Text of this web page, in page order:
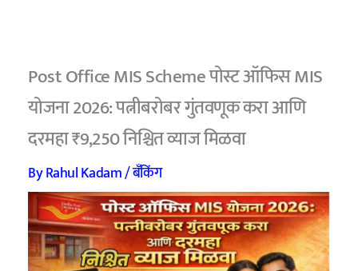
Post Office MIS Scheme पोस्ट ऑफिस MIS
योजना 2026: पत्नीबरोबर गुंतवणूक करा आणि
दरमहा ₹9,250 निश्चित व्याज मिळवा
ByRahul Kadam/बँकिंग